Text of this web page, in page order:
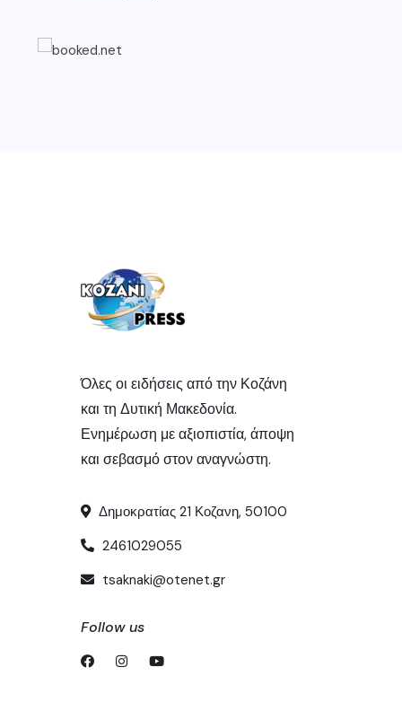
Όλες οι ειδήσεις από την Κοζάνη
και τη Δυτική Μακεδονία.
Ενημέρωση με αξιοπιστία, άποψη
και σεβασμό στον αναγνώστη.
Δημοκρατίας 21 Κοζανη, 50100
2461029055
tsaknaki@otenet.gr
Follow us